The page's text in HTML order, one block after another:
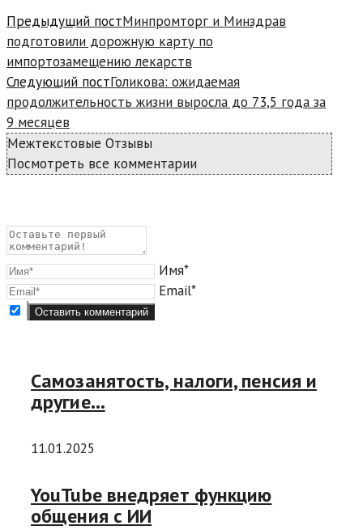
Предыдущий постМинпромторг и Минздрав
подготовили дорожную карту по
импортозамещению лекарств
Следующий постГоликова: ожидаемая
продолжительность жизни выросла до 73,5 года за
9 месяцев
Межтекстовые Отзывы
Посмотреть все комментарии
Имя*
Email*
Самозанятость, налоги, пенсия и
другие…
11.01.2025
YouTube внедряет функцию
общения с ИИ